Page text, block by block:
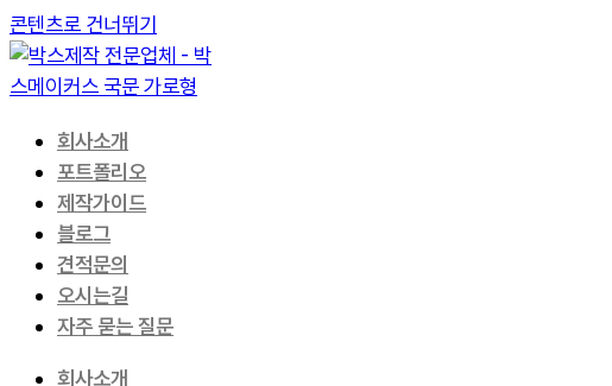
콘텐츠로 건너뛰기
회사소개
포트폴리오
제작가이드
블로그
견적문의
오시는길
자주 묻는 질문
회사소개